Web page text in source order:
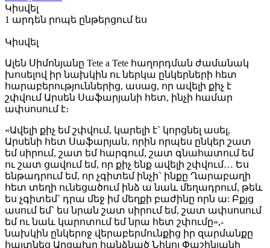
Կիսվել
1 արդեն րոպե ընթերցում ես
Կիսվել
Ալեն Սիմոնյանը Tete a Tete հաղորդման ժամանակ
խոսելով իր նախկին ու ներկա ընկերների հետ
հարաբերություններից, ասաց, որ ավելի քիչ է
շփվում Արսեն Սաֆարյանի հետ, ինչի համար
ափսոսում է։
«Ավելի քիչ եմ շփվում, կարելի է` կորցնել ասել,
Արսենի հետ Սաֆարյան, որին որպես ընկեր շատ
եմ սիրում, շատ եմ հարգում, շատ գնահատում եմ
ու շատ ցավում եմ, որ քիչ ենք ավելի շփվում… Ես
ենթադրում եմ, որ չգիտեմ ինչի` ինքը Ղարաբաղի
հետ տեղի ունեցածում ինձ ա նաև մեղադրում, թեև
ես չգիտեմ` դրա մեջ իմ մեղքի բաժինը որն ա: Բքյց
ասում եմ` ես նրան շատ սիրում եմ, շատ ափսոսում
եմ ու նաև կարոտում եմ նրա հետ շփումը»,-
նախկին ընկերոջ վերաբերմունքից իր զարմանքը
հայտնեց Արցախը հանձնած Նիկոլ Փաշինյանի